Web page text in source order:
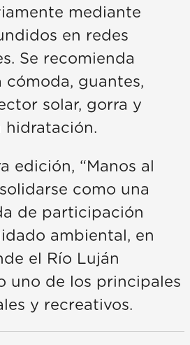
mediante
en redes
Se recomienda
cómoda, guantes,
solar, gorra y
hidratación.
edición, “Manos al
como una
de participación
ambiental, en
el Río Luján
uno de los principales
y recreativos.